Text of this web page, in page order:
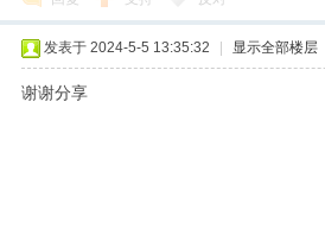
发表于 2024-5-5 13:35:32 显示全部楼层
谢谢分享